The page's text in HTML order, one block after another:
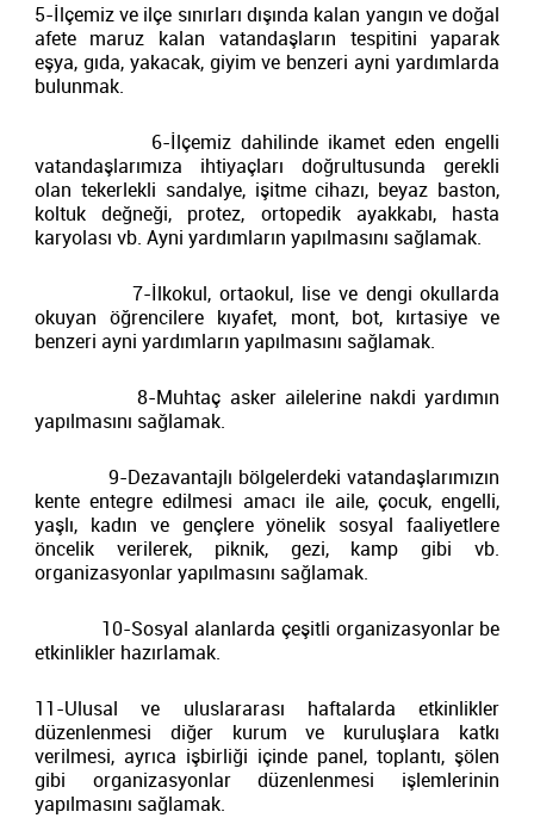
5-İlçemiz ve ilçe sınırları dışında kalan yangın ve doğal
afete maruz kalan vatandaşların tespitini yaparak
eşya, gıda, yakacak, giyim ve benzeri ayni yardımlarda
bulunmak.
6-İlçemiz dahilinde ikamet eden engelli
vatandaşlarımıza ihtiyaçları doğrultusunda gerekli
olan tekerlekli sandalye, işitme cihazı, beyaz baston,
koltuk değneği, protez, ortopedik ayakkabı, hasta
karyolası vb. Ayni yardımların yapılmasını sağlamak.
7-İlkokul, ortaokul, lise ve dengi okullarda
okuyan öğrencilere kıyafet, mont, bot, kırtasiye ve
benzeri ayni yardımların yapılmasını sağlamak.
8-Muhtaç asker ailelerine nakdi yardımın
yapılmasını sağlamak.
9-Dezavantajlı bölgelerdeki vatandaşlarımızın
kente entegre edilmesi amacı ile aile, çocuk, engelli,
yaşlı, kadın ve gençlere yönelik sosyal faaliyetlere
öncelik verilerek, piknik, gezi, kamp gibi vb.
organizasyonlar yapılmasını sağlamak.
10-Sosyal alanlarda çeşitli organizasyonlar be
etkinlikler hazırlamak.
11-Ulusal ve uluslararası haftalarda etkinlikler
düzenlenmesi diğer kurum ve kuruluşlara katkı
verilmesi, ayrıca işbirliği içinde panel, toplantı, şölen
gibi organizasyonlar düzenlenmesi işlemlerinin
yapılmasını sağlamak.